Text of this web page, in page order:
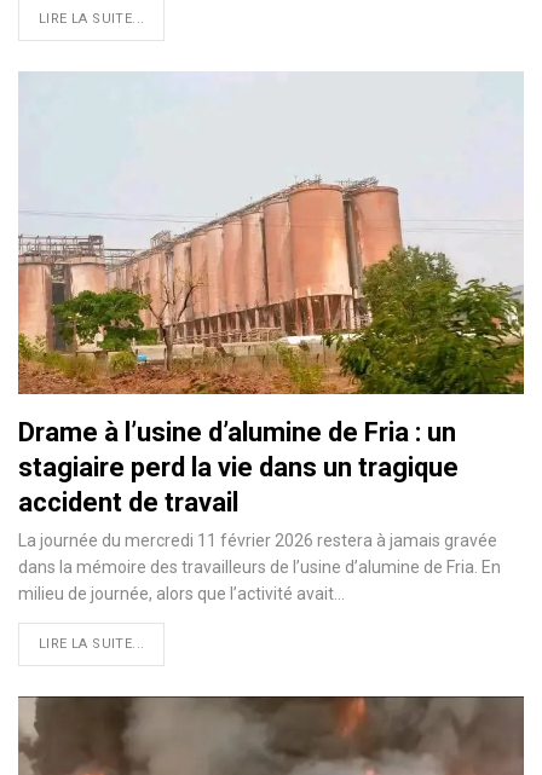
LIRE LA SUITE...
Drame à l’usine d’alumine de Fria : un
stagiaire perd la vie dans un tragique
accident de travail
La journée du mercredi 11 février 2026 restera à jamais gravée
dans la mémoire des travailleurs de l’usine d’alumine de Fria. En
milieu de journée, alors que l’activité avait…
LIRE LA SUITE...